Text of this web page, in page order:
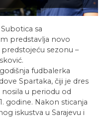
sa
predstavlja novo
sezonu –
fudbalerka
Spartaka, čiji je dres
u periodu od
godine. Nakon sticanja
iskustva u Sarajevu i